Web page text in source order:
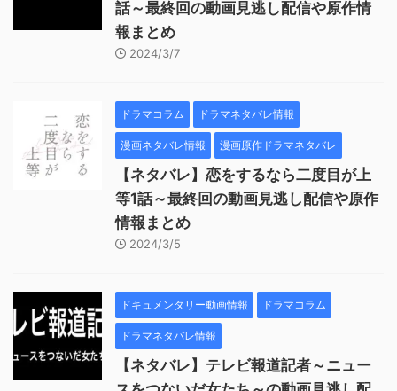
話～最終回の動画見逃し配信や原作情
報まとめ
2024/3/7
ドラマコラム ドラマネタバレ情報
漫画ネタバレ情報 漫画原作ドラマネタバレ
【ネタバレ】恋をするなら二度目が上
等1話～最終回の動画見逃し配信や原作
情報まとめ
2024/3/5
ドキュメンタリー動画情報 ドラマコラム
ドラマネタバレ情報
【ネタバレ】テレビ報道記者～ニュー